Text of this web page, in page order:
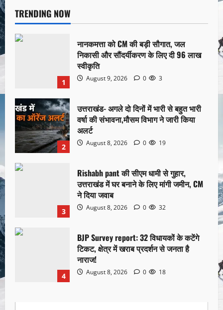
TRENDING NOW
1
नानकमत्ता को CM की बड़ी सौगात, जल
निकासी और सौंदर्यीकरण के लिए दी 96 लाख
स्वीकृति
August 9, 2026 0 3
2
उत्तराखंड- अगले दो दिनों में भारी से बहुत भारी
वर्षा की संभावना,मौसम विभाग ने जारी किया
अलर्ट
August 8, 2026 0 19
3
Rishabh pant की सीएम धामी से गुहार,
उत्तराखंड में घर बनाने के लिए मांगी जमीन, CM
ने दिया जवाब
August 8, 2026 0 32
4
BJP Survey report: 32 विधायकों के कटेंगे
टिकट, क्षेत्र में खराब प्रदर्शन से जनता है
नाराज!
August 8, 2026 0 18